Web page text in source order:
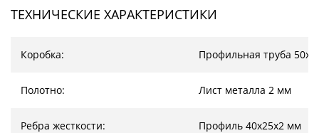
ТЕХНИЧЕСКИЕ ХАРАКТЕРИСТИКИ
Коробка: Профильная труба
Полотно: Лист металла 2 мм
Ребра жесткости: Профиль 40х25х2 мм